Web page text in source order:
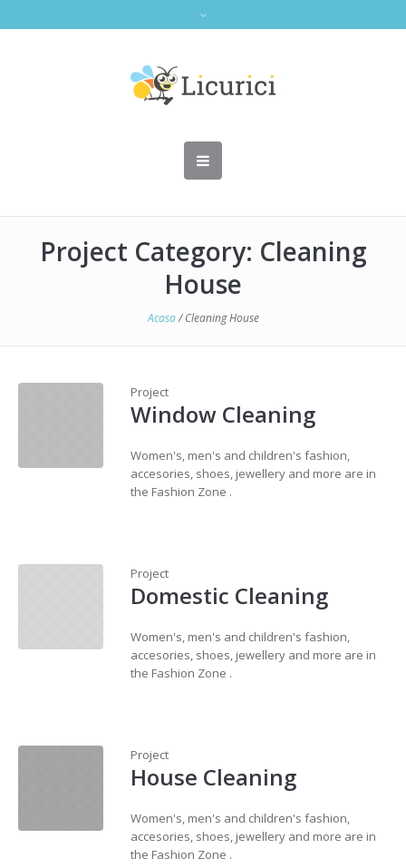
Project Category: Cleaning
House
Acasa/Cleaning House
Project
Window Cleaning
Women's, men's and children's fashion,
accesories, shoes, jewellery and more are in
the Fashion Zone .
Project
Domestic Cleaning
Women's, men's and children's fashion,
accesories, shoes, jewellery and more are in
the Fashion Zone .
Project
House Cleaning
Women's, men's and children's fashion,
accesories, shoes, jewellery and more are in
the Fashion Zone .